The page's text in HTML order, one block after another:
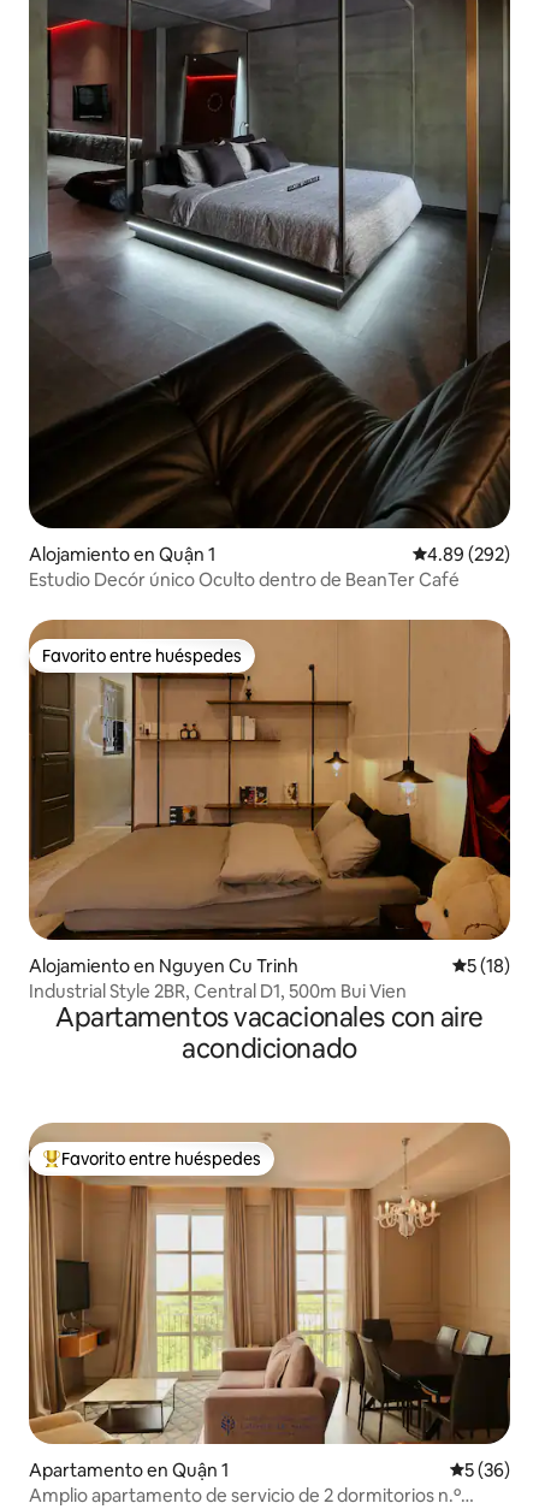
Alojamiento en Quận 1 Calificación
4.89 (292)
Estudio Decór único Oculto dentro de BeanTer Café
Favorito entre huéspedes
Favorito entre huéspedes
Alojamiento en Nguyen Cu Trinh
5 (18)
Industrial Style 2BR, Central D1, 500m Bui Vien
Apartamentos vacacionales con aire
acondicionado
Favorito entre huéspedes preferido
Favorito entre huéspedes
Apartamento en Quận 1
5 (36)
Amplio apartamento de servicio de 2 dormitorios n.º